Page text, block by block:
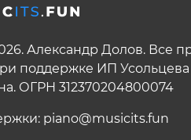
Александр Долов. Все
поддержке ИП
ОГРН 312370204800074
piano@musicits.fun